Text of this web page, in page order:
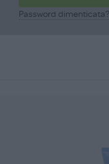
Password dimenticata?